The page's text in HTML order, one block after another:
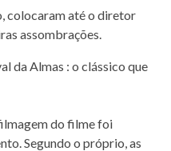
colocaram até o diretor
assombrações.
do filme foi
Segundo o próprio, as